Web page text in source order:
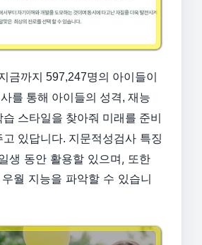
금까지 597,247명의 아이들이
를 통해 아이들의 성격, 재능
습 스타일을 찾아줘 미래를 준비
고 있답니다. 지문적성검사 특징
생 동안 활용할 있으며, 또한
월 지능을 파악할 수 있습니